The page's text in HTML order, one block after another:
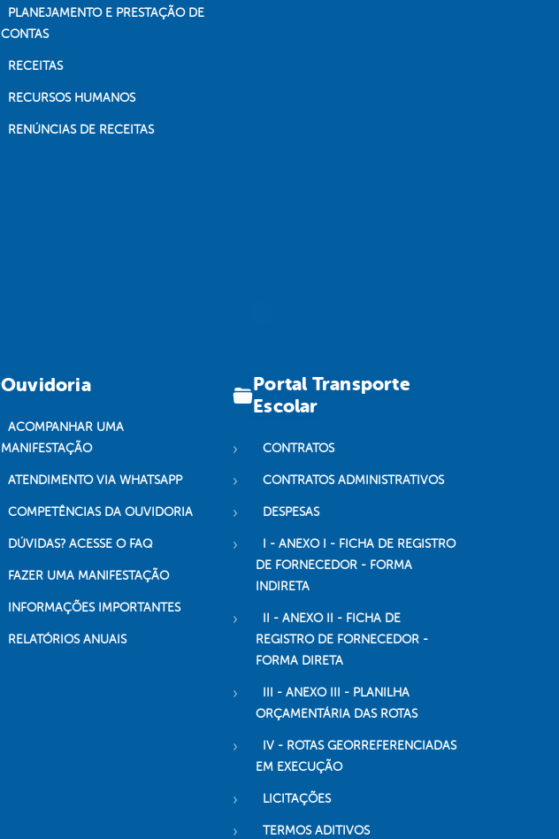
PLANEJAMENTO E PRESTAÇÃO DE
CONTAS
RECEITAS
RECURSOS HUMANOS
RENÚNCIAS DE RECEITAS
Ouvidoria
ACOMPANHAR UMA
MANIFESTAÇÃO
ATENDIMENTO VIA WHATSAPP
COMPETÊNCIAS DA OUVIDORIA
DÚVIDAS? ACESSE O FAQ
FAZER UMA MANIFESTAÇÃO
INFORMAÇÕES IMPORTANTES
RELATÓRIOS ANUAIS
Portal Transporte
Escolar
CONTRATOS
CONTRATOS ADMINISTRATIVOS
DESPESAS
I - ANEXO I - FICHA DE REGISTRO
DE FORNECEDOR - FORMA
INDIRETA
II - ANEXO II - FICHA DE
REGISTRO DE FORNECEDOR -
FORMA DIRETA
III - ANEXO III - PLANILHA
ORÇAMENTÁRIA DAS ROTAS
IV - ROTAS GEORREFERENCIADAS
EM EXECUÇÃO
LICITAÇÕES
TERMOS ADITIVOS